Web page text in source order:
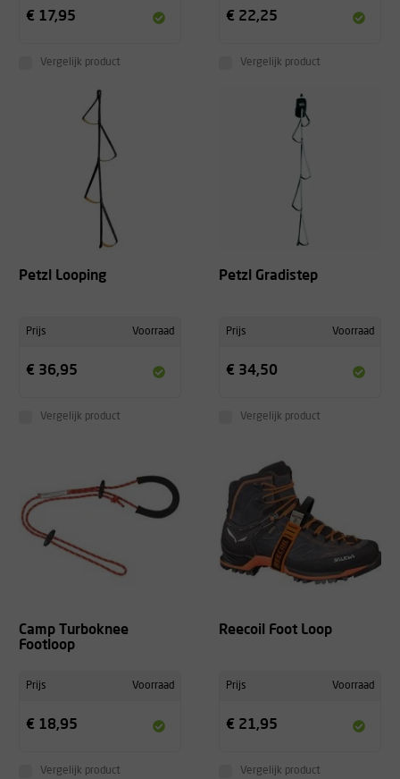
€ 17,95
Vergelijk product
€ 22,25
Vergelijk product
Petzl Looping
Prijs Voorraad
€ 36,95
Vergelijk product
Petzl Gradistep
Prijs Voorraad
€ 34,50
Vergelijk product
Camp Turboknee
Footloop
Prijs Voorraad
€ 18,95
Vergelijk product
Reecoil Foot Loop
Prijs Voorraad
€ 21,95
Vergelijk product